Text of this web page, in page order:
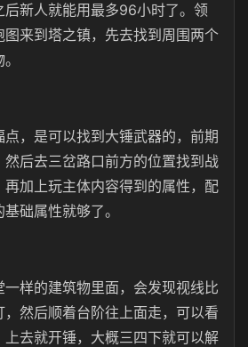
后新人就能用最多96小时了。领
图来到塔之镇，先去找到周围两个
，是可以找到大锤武器的，前期
然后去三岔路口前方的位置找到战
再加上玩主体内容得到的属性，配
础属性就够了。
样的建筑物里面，会发现视线比
然后顺着台阶往上面走，可以看
上去就开锤，大概三四下就可以解